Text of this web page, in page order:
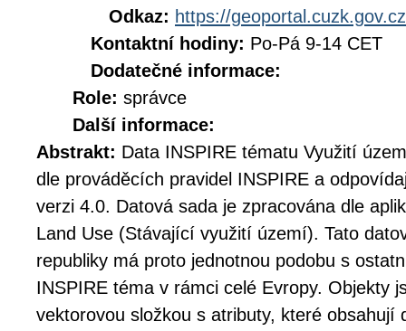
Odkaz: https://geoportal.cuzk.gov.cz
Kontaktní hodiny: Po-Pá 9-14 CET
Dodatečné informace:
Role: správce
Další informace:
Abstrakt: Data INSPIRE tématu Využití
dle prováděcích pravidel INSPIRE a
verzi 4.0. Datová sada je zpracována dle
Land Use (Stávající využití území). Tato
republiky má proto jednotnou podobu s
INSPIRE téma v rámci celé Evropy. Objekty
vektorovou složkou s atributy, které obsahují